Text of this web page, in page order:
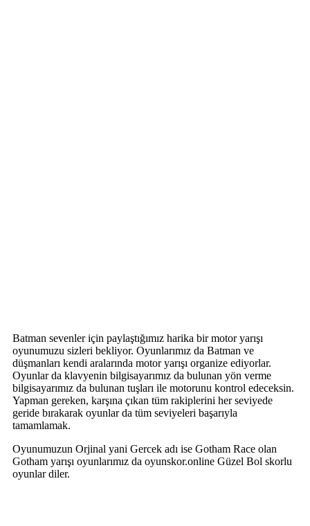
Batman sevenler için paylaştığımız harika bir motor yarışı
oyunumuzu sizleri bekliyor. Oyunlarımız da Batman ve
düşmanları kendi aralarında motor yarışı organize ediyorlar.
Oyunlar da klavyenin bilgisayarımız da bulunan yön verme
bilgisayarımız da bulunan tuşları ile motorunu kontrol edeceksin.
Yapman gereken, karşına çıkan tüm rakiplerini her seviyede
geride bırakarak oyunlar da tüm seviyeleri başarıyla
tamamlamak.
Oyunumuzun Orjinal yani Gercek adı ise Gotham Race olan
Gotham yarışı oyunlarımız da oyunskor.online Güzel Bol skorlu
oyunlar diler.